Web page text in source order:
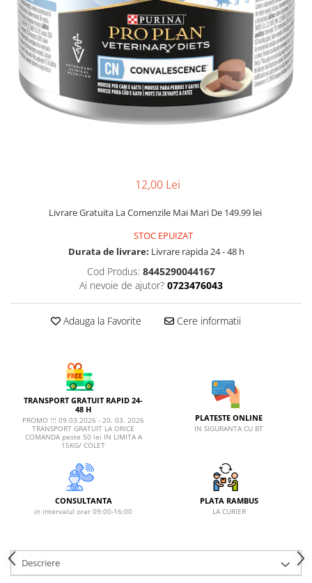
FRESH FARM
MORANDO
MY LOVE
ROYALIST
RECOMPENSE
ACCESORII
DIETE VETERINARE
AFECTIUNI DIGESTIVE
AFECTIUNI OCULARE
FARMINA
FELICIA
FRESH FARM
MORANDO
PURINA
ACCESORII
DIETE VETERINARE
RECOMPENSE
AFECTIUNI AURICULARE
AFECTIUNI DERMATOLOGICE
AFECTIUNI OCULARE
12,00 Lei
Livrare Gratuita La Comenzile Mai Mari De 149.99 lei
STOC EPUIZAT
Durata de livrare: Livrare rapida 24 - 48 h
Cod Produs: 8445290044167
Ai nevoie de ajutor? 0723476043
Adauga la Favorite Cere informatii
TRANSPORT GRATUIT RAPID 24-
48 H
PROMO !!! 09.03.2026 - 20. 03. 2026
TRANSPORT GRATUIT LA ORICE
COMANDA peste 50 lei IN LIMITA A
15KG/ COLET
PLATESTE ONLINE
IN SIGURANTA CU BT
CONSULTANTA
in intervalul orar 09:00-16:00
PLATA RAMBUS
LA CURIER
Descriere